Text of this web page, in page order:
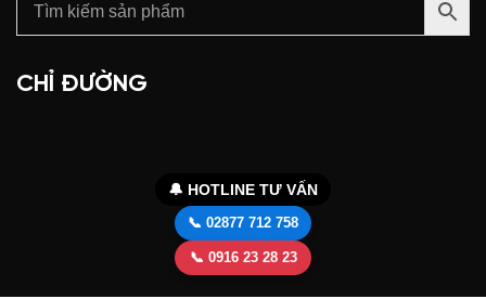
CHỈ ĐƯỜNG
🔔 HOTLINE TƯ VẤN
📞 02877 712 758
📞 0916 23 28 23